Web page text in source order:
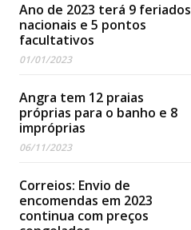
Ano de 2023 terá 9 feriados
nacionais e 5 pontos
facultativos
01/01/2023
Angra tem 12 praias
próprias para o banho e 8
impróprias
06/11/2023
Correios: Envio de
encomendas em 2023
continua com preços